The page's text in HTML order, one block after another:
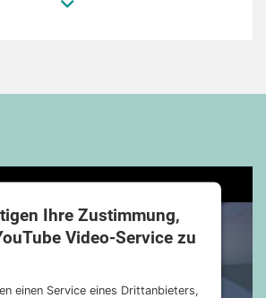
Ihre Zustimmung,
Video-Service zu
einen Service eines Drittanbieters,